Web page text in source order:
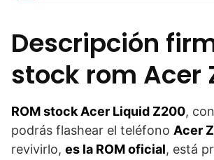
Descripción
stock rom Acer
ROM stock Acer Liquid Z200,
podrás flashear el teléfono Acer
revivirlo, es la ROM oficial, está